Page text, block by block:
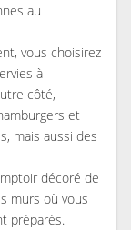
au
vous choisirez
à
côté,
et
mais aussi des
décoré de
murs où vous
préparés.